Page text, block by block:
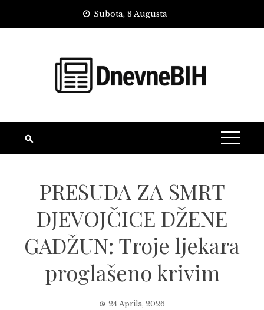
Subota, 8 Augusta
PRESUDA ZA SMRT
DJEVOJČICE DŽENE
GADŽUN: Troje ljekara
proglašeno krivim
24 Aprila, 2026